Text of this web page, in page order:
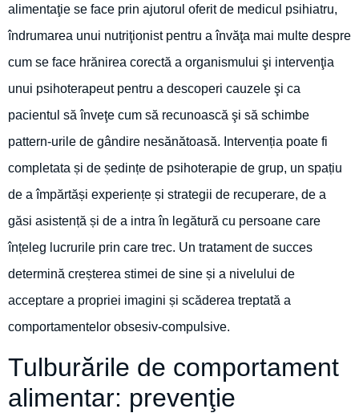
alimentaţie se face prin ajutorul oferit de medicul psihiatru,
îndrumarea unui nutriţionist pentru a învăţa mai multe despre
cum se face hrănirea corectă a organismului şi intervenţia
unui psihoterapeut pentru a descoperi cauzele şi ca
pacientul să înveţe cum să recunoască şi să schimbe
pattern-urile de gândire nesănătoasă. Intervenția poate fi
completata și de ședințe de psihoterapie de grup, un spațiu
de a împărtăși experiențe și strategii de recuperare, de a
găsi asistență și de a intra în legătură cu persoane care
înțeleg lucrurile prin care trec. Un tratament de succes
determină creșterea stimei de sine și a nivelului de
acceptare a propriei imagini și scăderea treptată a
comportamentelor obsesiv-compulsive.
Tulburările de comportament
alimentar: prevenţie